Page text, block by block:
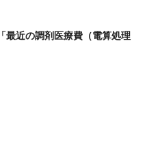
最近の調剤医療費（電算処理